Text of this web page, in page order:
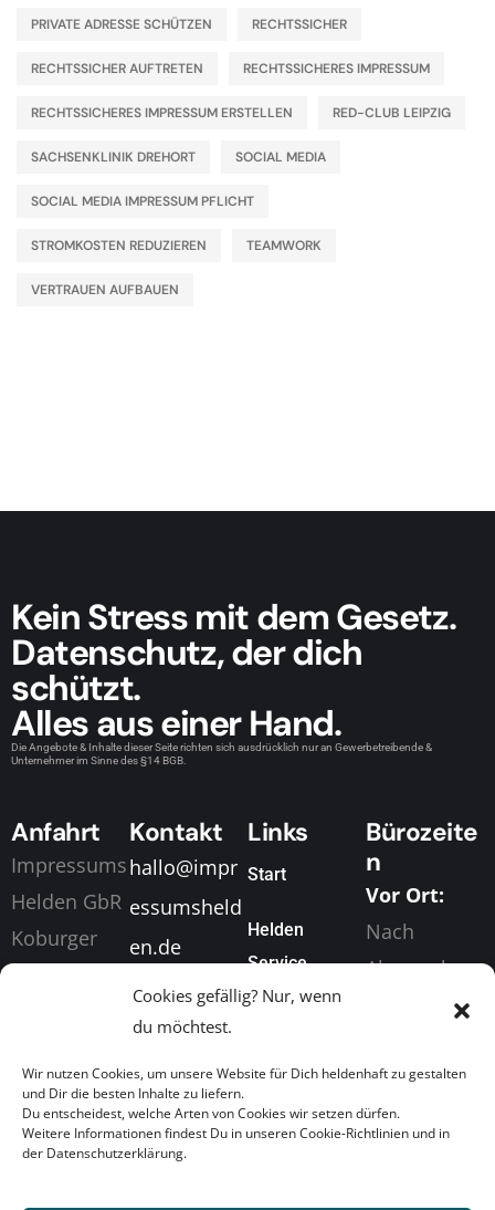
Cookies gefällig? Nur, wenn
du möchtest.
Wir nutzen Cookies, um unsere Website für Dich heldenhaft zu gestalten
und Dir die besten Inhalte zu liefern.
Du entscheidest, welche Arten von Cookies wir setzen dürfen.
Weitere Informationen findest Du in unseren Cookie-Richtlinien und in
der Datenschutzerklärung.
PRIVATE ADRESSE SCHÜTZEN RECHTSSICHER
RECHTSSICHER AUFTRETEN RECHTSSICHERES IMPRESSUM
RECHTSSICHERES IMPRESSUM ERSTELLEN RED-CLUB LEIPZIG
SACHSENKLINIK DREHORT SOCIAL MEDIA
SOCIAL MEDIA IMPRESSUM PFLICHT
STROMKOSTEN REDUZIEREN TEAMWORK
VERTRAUEN AUFBAUEN
Kein Stress mit dem Gesetz.
Datenschutz, der dich
schützt.
Alles aus einer Hand.
Die Angebote & Inhalte dieser Seite richten sich ausdrücklich nur an Gewerbetreibende &
Unternehmer im Sinne des §14 BGB.
Anfahrt
Impressums
Helden GbR
Koburger
Kontakt
hallo@impr
essumsheld
en.de
+49 (0) 155
63049873
Links
Start
Helden
Service
News
Heldenkonta
Bürozeite
n
Vor Ort:
Nach
Absprache
:
Mo. bis Fr.